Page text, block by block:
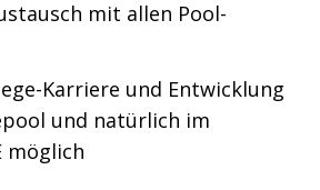
mit allen Pool-
Karriere und Entwicklung
und natürlich im
möglich